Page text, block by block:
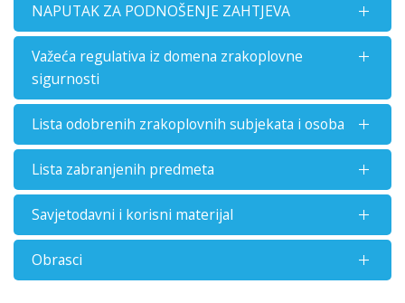
NAPUTAK ZA PODNOŠENJE ZAHTJEVA
Važeća regulativa iz domena zrakoplovne
sigurnosti
Lista odobrenih zrakoplovnih subjekata i osoba
Lista zabranjenih predmeta
Savjetodavni i korisni materijal
Obrasci